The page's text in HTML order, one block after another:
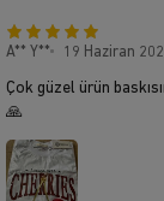
A** Y** 19 Haziran
Çok güzel ürün
🙏